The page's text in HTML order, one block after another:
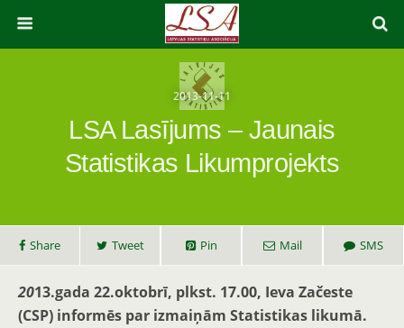
2013-11-11
LSA Lasījums – Jaunais
Statistikas Likumprojekts
Share Tweet Pin Mail SMS
2013.gada 22.oktobrī, plkst. 17.00, Ieva Začeste
(CSP) informēs par izmaiņām Statistikas likumā.